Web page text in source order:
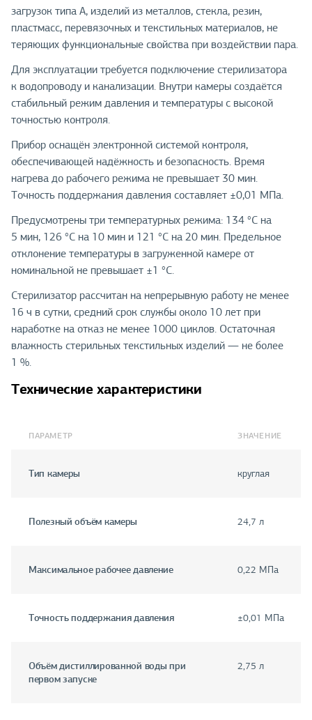
загрузок типа А, изделий из металлов, стекла, резин,
пластмасс, перевязочных и текстильных материалов, не
теряющих функциональные свойства при воздействии пара.
Для эксплуатации требуется подключение стерилизатора
к водопроводу и канализации. Внутри камеры создаётся
стабильный режим давления и температуры с высокой
точностью контроля.
Прибор оснащён электронной системой контроля,
обеспечивающей надёжность и безопасность. Время
нагрева до рабочего режима не превышает 30 мин.
Точность поддержания давления составляет ±0,01 МПа.
Предусмотрены три температурных режима: 134 °С на
5 мин, 126 °С на 10 мин и 121 °С на 20 мин. Предельное
отклонение температуры в загруженной камере от
номинальной не превышает ±1 °С.
Стерилизатор рассчитан на непрерывную работу не менее
16 ч в сутки, средний срок службы около 10 лет при
наработке на отказ не менее 1000 циклов. Остаточная
влажность стерильных текстильных изделий — не более
1 %.
Технические характеристики
ПАРАМЕТР ЗНАЧЕНИЕ
Тип камеры круглая
Полезный объём камеры 24,7 л
Максимальное рабочее давление 0,22 МПа
Точность поддержания давления ±0,01 МПа
Объём дистиллированной воды при
первом запуске
2,75 л